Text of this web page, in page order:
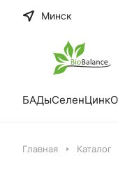
Минск
БАДыСеленЦинк
Главная Каталог